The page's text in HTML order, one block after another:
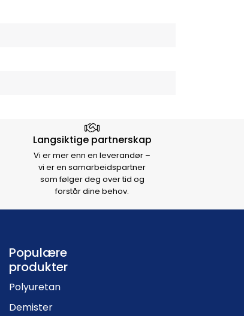
Langsiktige partnerskap
Vi er mer enn en leverandør –
vi er en samarbeidspartner
som følger deg over tid og
forstår dine behov.
Populære
produkter
Polyuretan
Demister